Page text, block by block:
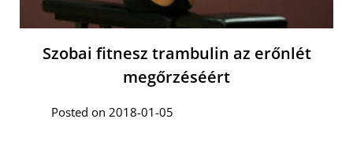
Szobai fitnesz trambulin az erőnlét
megőrzéséért
Posted on 2018-01-05